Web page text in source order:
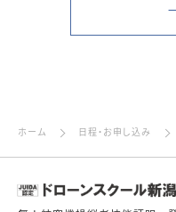
ホーム 日程・お申し込み